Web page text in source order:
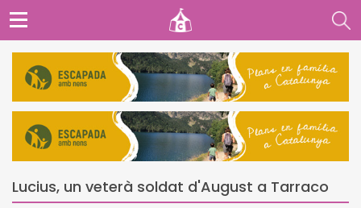
Lucius, un veterà soldat d'August a Tarraco